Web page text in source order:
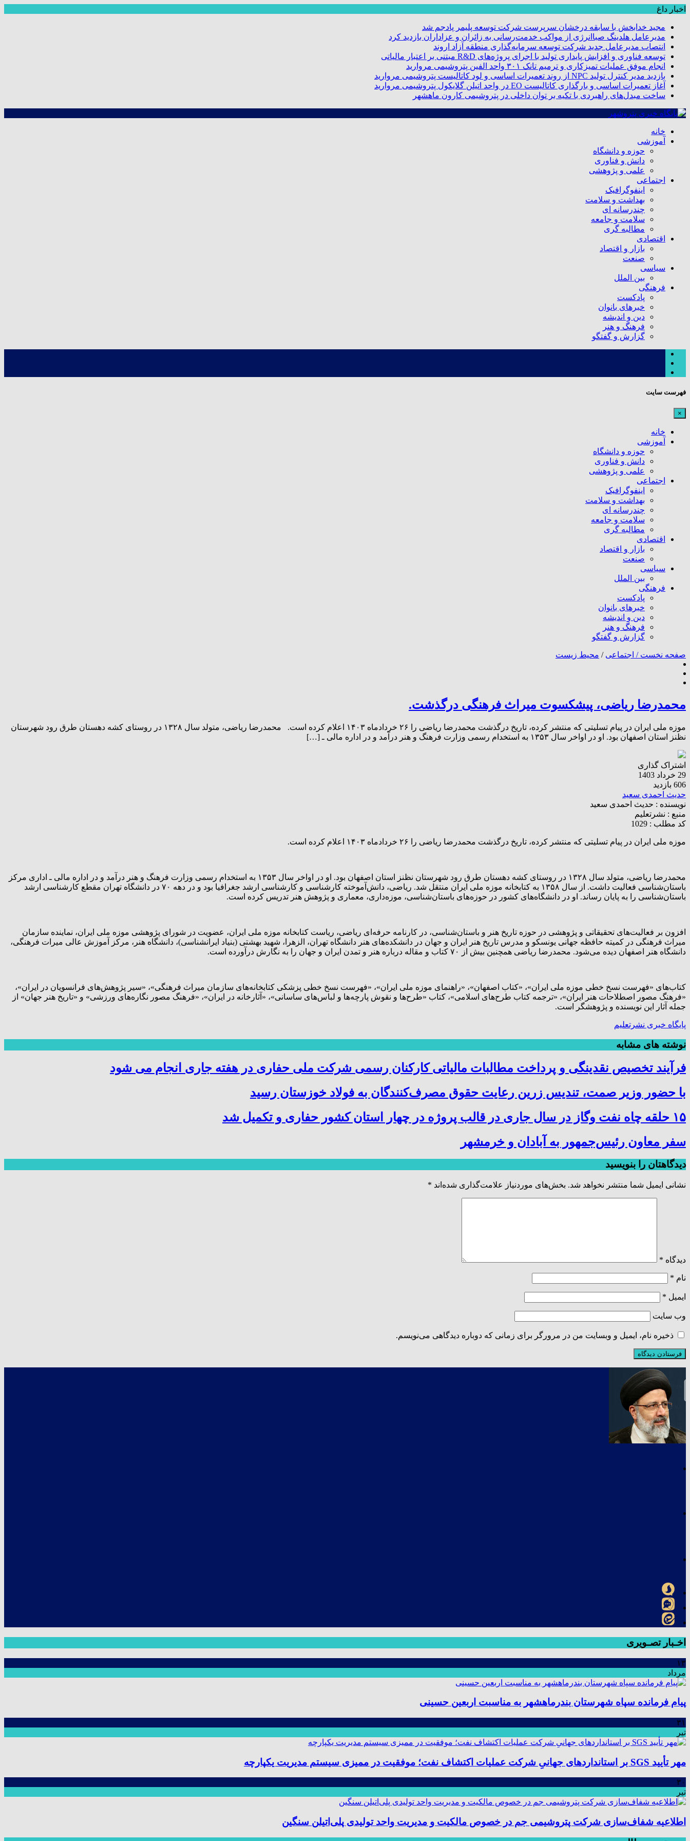
اخبار داغ
مجید خدابخش با سابقه درخشان سرپرست شرکت توسعه پلیمر پادجم شد
مدیرعامل هلدینگ صباانرژی از مواکب خدمت‌رسانی به زائران و عزاداران بازدید کرد
انتصاب مدیرعامل جدید شرکت توسعه سرمایه‌گذاری منطقه آزاد اروند
توسعه فناوری و افزایش پایداری تولید با اجرای پروژه‌های R&D مبتنی بر اعتبار مالیاتی
انجام موفق عملیات تمیزکاری و ترمیم تانک ۳۰۱ واحد الفین پتروشیمی مروارید
بازدید مدیر کنترل تولید NPC از روند تعمیرات اساسی و لود کاتالیست پتروشیمی مروارید
آغاز تعمیرات اساسی و بارگذاری کاتالیست EO در واحد اتیلن گلایکول پتروشیمی مروارید
ساخت مبدل‌های راهبردی با تکیه بر توان داخلی در پتروشیمی کارون ماهشهر
خانه
آموزشی
حوزه و دانشگاه
دانش و فناوری
علمی و پژوهشی
اجتماعی
اینفوگرافیک
بهداشت و سلامت
چندرسانه ای
سلامت و جامعه
مطالبه گری
اقتصادی
بازار و اقتصاد
صنعت
سیاسی
بین الملل
فرهنگی
پادکست
خبرهای بانوان
دین و اندیشه
فرهنگ و هنر
گزارش و گفتگو
فهرست سایت
×
خانه
آموزشی
حوزه و دانشگاه
دانش و فناوری
علمی و پژوهشی
اجتماعی
اینفوگرافیک
بهداشت و سلامت
چندرسانه ای
سلامت و جامعه
مطالبه گری
اقتصادی
بازار و اقتصاد
صنعت
سیاسی
بین الملل
فرهنگی
پادکست
خبرهای بانوان
دین و اندیشه
فرهنگ و هنر
گزارش و گفتگو
صفحه نخست / اجتماعی / محیط زیست
محمدرضا ریاضی، پیشکسوت میراث فرهنگی درگذشت.
موزه ملی ایران در پیام تسلیتی که منتشر کرده، تاریخ درگذشت محمدرضا ریاضی را ۲۶ خردادماه ۱۴۰۳ اعلام کرده است. محمدرضا ریاضی، متولد سال ۱۳۲۸ در روستای کشه دهستان طرق رود شهرستان
نظنز استان اصفهان بود. او در اواخر سال ۱۳۵۳ به استخدام رسمی وزارت فرهنگ و هنر درآمد و در اداره مالی ـ […]
اشتراک گذاری
29 خرداد 1403
606 بازدید
حدیث احمدی سعید
نویسنده : حدیث احمدی سعید
منبع : نشرتعلیم
کد مطلب : 1029
موزه ملی ایران در پیام تسلیتی که منتشر کرده، تاریخ درگذشت محمدرضا ریاضی را ۲۶ خردادماه ۱۴۰۳ اعلام کرده است.
محمدرضا ریاضی، متولد سال ۱۳۲۸ در روستای کشه دهستان طرق رود شهرستان نظنز استان اصفهان بود. او در اواخر سال ۱۳۵۳ به استخدام رسمی وزارت فرهنگ و هنر درآمد و در اداره مالی ـ اداری مرکز
باستان‌شناسی فعالیت داشت. از سال ۱۳۵۸ به کتابخانه موزه ملی ایران منتقل شد. ریاضی، دانش‌آموخته کارشناسی و کارشناسی ارشد جغرافیا بود و در دهه ۷۰ در دانشگاه تهران مقطع کارشناسی ارشد
باستان‌شناسی را به پایان رساند. او در دانشگاه‌های کشور در حوزه‌های باستان‌شناسی، موزه‌داری، معماری و پژوهش هنر تدریس کرده است.
افزون بر فعالیت‌های تحقیقاتی و پژوهشی در حوزه تاریخ هنر و باستان‌شناسی، در کارنامه‌ حرفه‌ای ریاضی، ریاست کتابخانه موزه ملی ایران، عضویت در شورای پژوهشی موزه ملی ایران، نماینده سازمان
میراث فرهنگی در کمیته حافظه جهانی یونسکو و مدرس تاریخ هنر ایران و جهان در دانشکده‌های هنر دانشگاه تهران، الزهرا، شهید بهشتی (بنیاد ایرانشناسی)، دانشگاه هنر، مرکز آموزش عالی میرات فرهنگی،
دانشگاه هنر اصفهان دیده می‌شود. محمدرضا ریاضی همچنین بیش از ۷۰ کتاب و مقاله درباره هنر و تمدن ایران و جهان را به نگارش درآورده است.
کتاب‌های «فهرست نسخ خطی موزه ملی ایران»، «کتاب اصفهان»، «راهنمای موزه ملی ایران»، «فهرست نسخ خطی پزشکی کتابخانه‌های سازمان میراث فرهنگی»، «سیر پژوهش‌های فرانسویان در ایران»،
«فرهنگ مصور اصطلاحات هنر ایران»، «ترجمه کتاب طرح‌های اسلامی»، کتاب «طرح‌ها و نقوش پارچه‌ها و لباس‌های ساسانی»، «آثارخانه در ایران»، «فرهنگ مصور نگاره‌های ورزشی» و «تاریخ هنر جهان» از
جمله آثار این نویسنده و پژوهشگر است.
پایگاه خبری نشرتعلیم
نوشته های مشابه
فرآیند تخصیص نقدینگی و پرداخت مطالبات مالیاتی کارکنان رسمی شرکت ملی حفاری در هفته جاری انجام می شود
با حضور وزیر صمت، تندیس زرین رعایت حقوق مصرف‌کنندگان به فولاد خوزستان رسید
۱۵ حلقه چاه نفت وگاز در سال جاری در قالب پروژه در چهار استان کشور حفاری و تکمیل شد
سفر معاون رئیس‌جمهور به آبادان و خرمشهر
دیدگاهتان را بنویسید
نشانی ایمیل شما منتشر نخواهد شد. بخش‌های موردنیاز علامت‌گذاری شده‌اند *
دیدگاه *
نام *
ایمیل *
وب‌ سایت
ذخیره نام، ایمیل و وبسایت من در مرورگر برای زمانی که دوباره دیدگاهی می‌نویسم.
اخـبار تصـویری
۱۳
مرداد
پیام فرمانده سپاه شهرستان بندرماهشهر به مناسبت اربعین حسینی
۳۱
تیر
مهر تأیید SGS بر استانداردهای جهانیِ شرکت عملیات اکتشاف نفت؛ موفقیت در ممیزی سیستم مدیریت یکپارچه
۳۰
تیر
اطلاعیه شفاف‌سازی شرکت پتروشیمی جم در خصوص مالکیت و مدیریت واحد تولیدی پلی‌اتیلن سنگین